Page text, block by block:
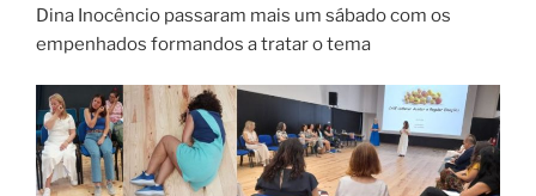
Dina Inocêncio passaram mais um sábado com os
empenhados formandos a tratar o tema